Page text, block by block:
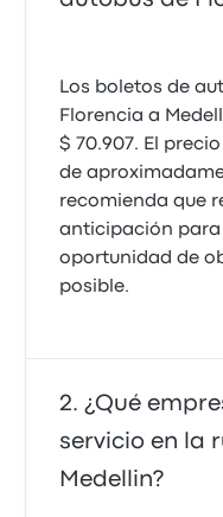
Los boletos de
Florencia a
$ 70.907. El
de
recomienda que
anticipación
oportunidad de
posible.
¿Qué
servicio en la
Medellin?